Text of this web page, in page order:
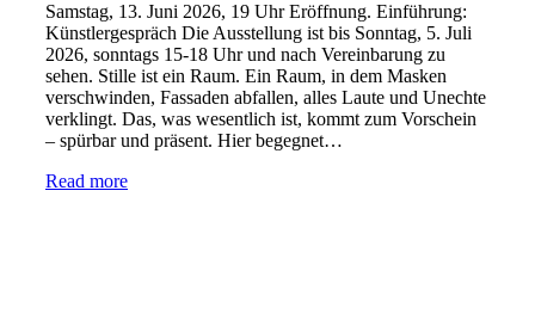
Samstag, 13. Juni 2026, 19 Uhr Eröffnung. Einführung:
Künstlergespräch Die Ausstellung ist bis Sonntag, 5. Juli
2026, sonntags 15-18 Uhr und nach Vereinbarung zu
sehen. Stille ist ein Raum. Ein Raum, in dem Masken
verschwinden, Fassaden abfallen, alles Laute und Unechte
verklingt. Das, was wesentlich ist, kommt zum Vorschein
– spürbar und präsent. Hier begegnet…
Read more